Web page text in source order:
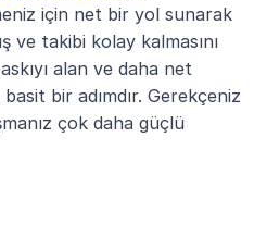
için net bir yol sunarak
ve takibi kolay kalmasını
alan ve daha net
bir adımdır. Gerekçeniz
çok daha güçlü